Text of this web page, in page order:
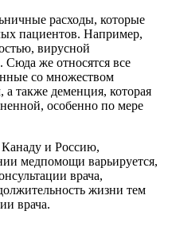
расходы, которые
пациентов. Например,
вирусной
же относятся все
со множеством
также деменция, которая
особенно по мере
и Россию,
медпомощи варьируется,
врача,
жизни тем
врача.